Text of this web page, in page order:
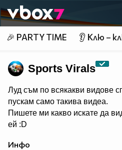
👾
🎉 PARTY TIME 👂 Клю –
Sports Virals
Луд съм по всякакви видове
пускам само такива видеа.
Пишете ми какво искате да
ей :D
Инфо